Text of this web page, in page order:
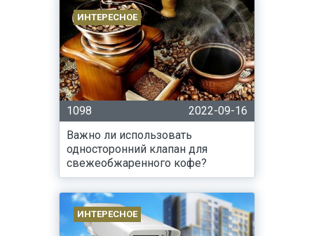
ИНТЕРЕСНОЕ
1098
2022-09-16
Важно ли использовать
односторонний клапан для
свежеобжаренного кофе?
ИНТЕРЕСНОЕ